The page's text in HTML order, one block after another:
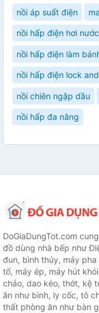
nồi áp suất điện
nồi hấp điện hơi nước
nồi hấp điện làm
nồi hấp điện lock
nồi chiên ngập dầu
nồi hấp đa năng
DoGiaDungTot.com
đồ dùng nhà bếp như
đun, bình thủy, máy
tố, máy ép, máy hút
chảo, dao kéo, thớt, kệ
ăn như bình, ly cốc, tô
thất phòng ăn như bàn